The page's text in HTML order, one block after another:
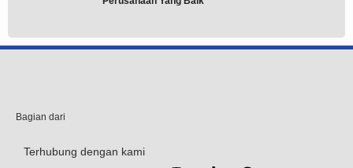
Bagian dari
Terhubung dengan kami